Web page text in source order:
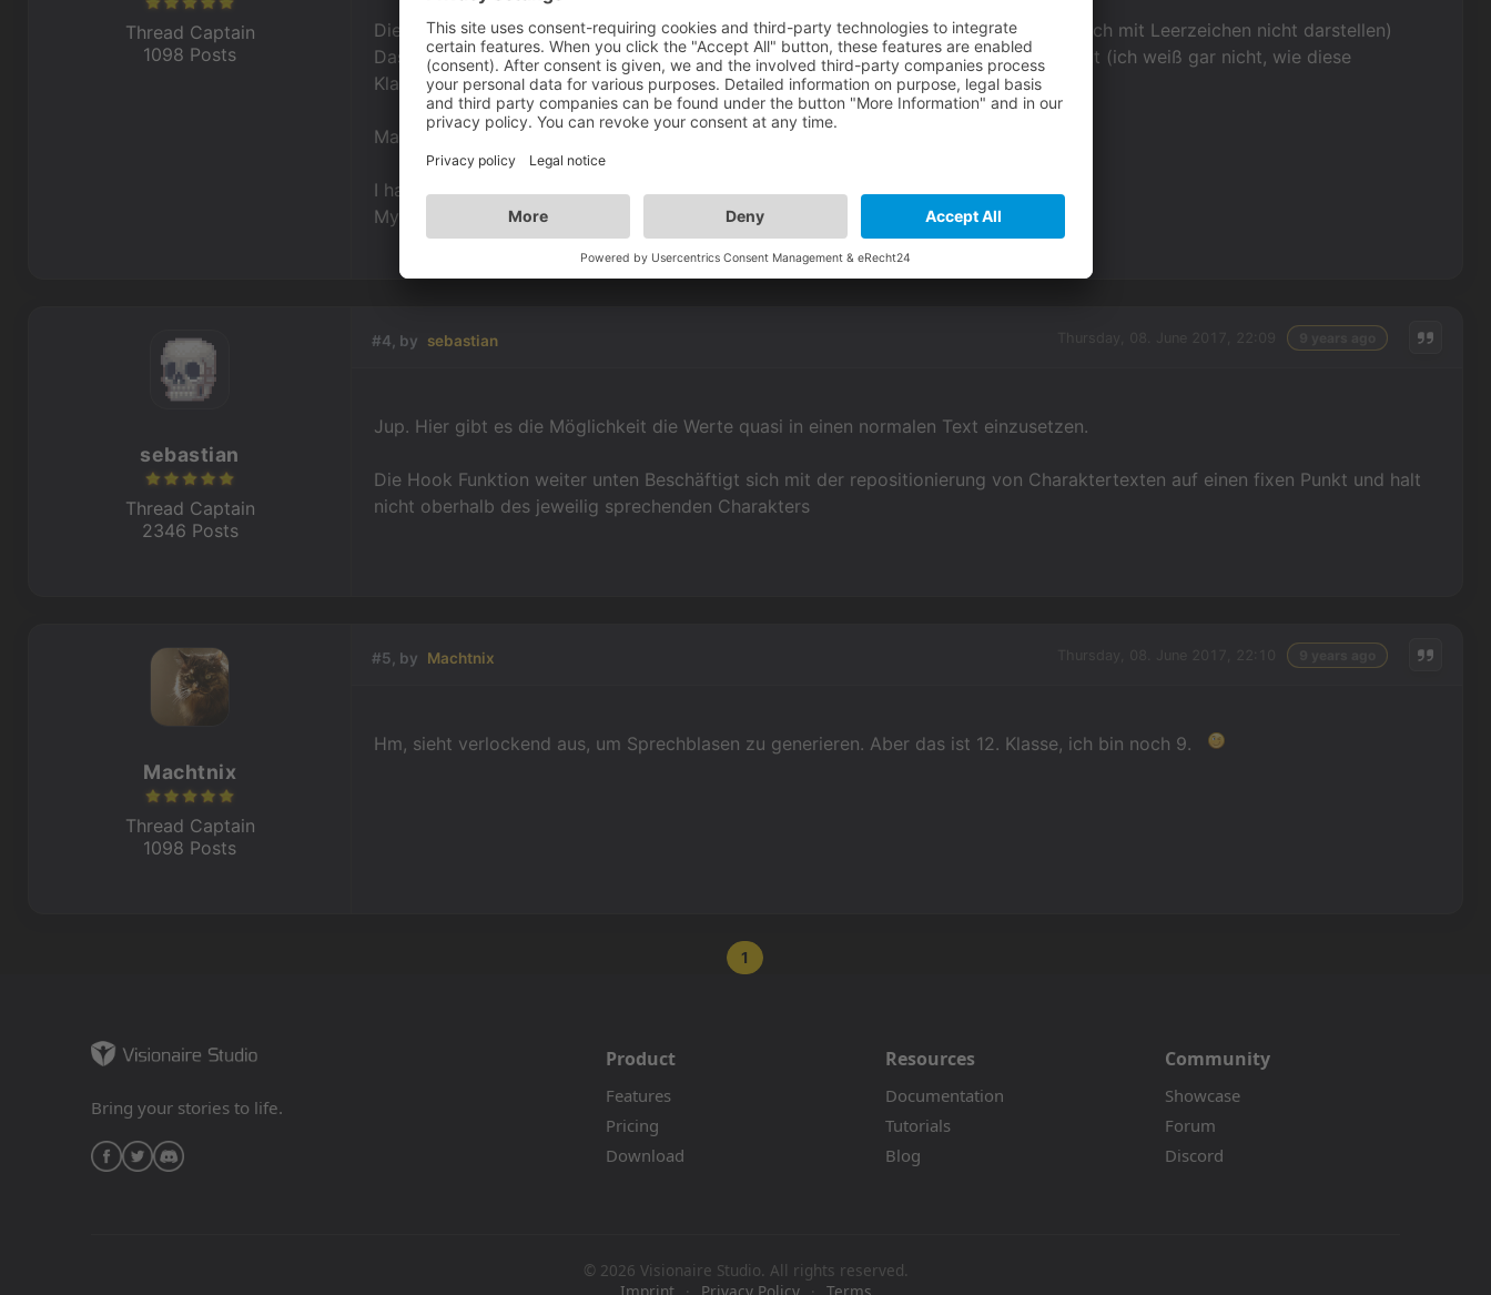
Diese beiden Beispiele gehen dann also im Editor-Texteingabefeld? (kann man hier auch mit Leerzeichen nicht darstellen)
Das heißt, Nicht-Text-Elemente werden durch diese dreieckigen HTML-Tags eingebaut (ich weiß gar nicht, wie diese
Klammern eigentlich genannt werden...)
Manchmal überrascht mich Visionaire immer wieder...
I have $ in my wallet. -- displays integer value of the linked value
My name is . -- displays "string" value of the linked value
Thread Captain
1098 Posts
#4, by sebastian Thursday, 08. June 2017, 22:09
Jup. Hier gibt es die Möglichkeit die Werte quasi in einen normalen Text einzusetzen.
Die Hook Funktion weiter unten Beschäftigt sich mit der repositionierung von Charaktertexten auf einen fixen Punkt und halt
nicht oberhalb des jeweilig sprechenden Charakters
sebastian
Thread Captain
2346 Posts
#5, by Machtnix
Hm, sieht verlockend aus, um Sprechblasen zu generieren. Aber das ist 12. Klasse, ich bin noch 9.
Machtnix
Thread Captain
1098 Posts
1
Bring your stories to life.
Product
Features
Pricing
Download
Resources
Documentation
Tutorials
Blog
Community
Showcase
Forum
Discord
© 2026 Visionaire Studio. All rights reserved.